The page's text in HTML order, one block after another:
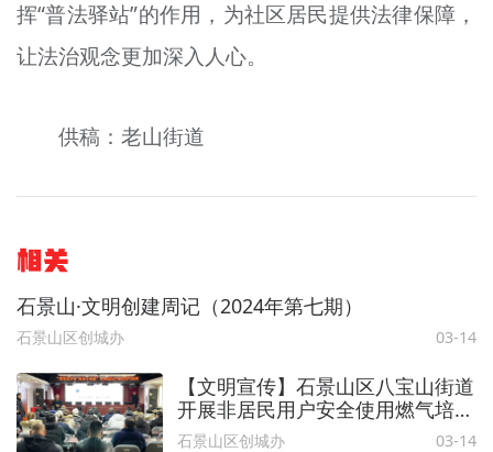
挥“普法驿站”的作用，为社区居民提供法律保障，
让法治观念更加深入人心。
供稿：老山街道
相关
石景山·文明创建周记（2024年第七期）
石景山区创城办 03-14
【文明宣传】石景山区八宝山街道
开展非居民用户安全使用燃气培训
活动
石景山区创城办 03-14